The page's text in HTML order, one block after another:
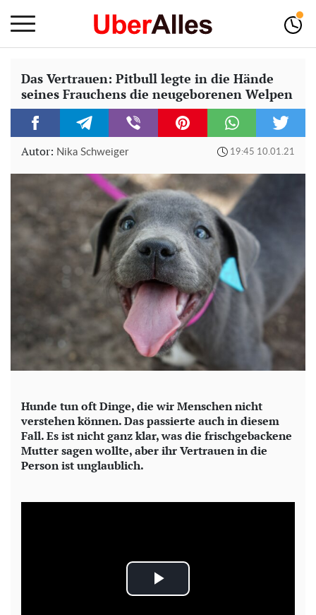
Das Vertrauen: Pitbull legte in die Hände
seines Frauchens die neugeborenen Welpen
Autor: Nika Schweiger 19:45 10.01.21
Hunde tun oft Dinge, die wir Menschen nicht
verstehen können. Das passierte auch in diesem
Fall. Es ist nicht ganz klar, was die frischgebackene
Mutter sagen wollte, aber ihr Vertrauen in die
Person ist unglaublich.
P